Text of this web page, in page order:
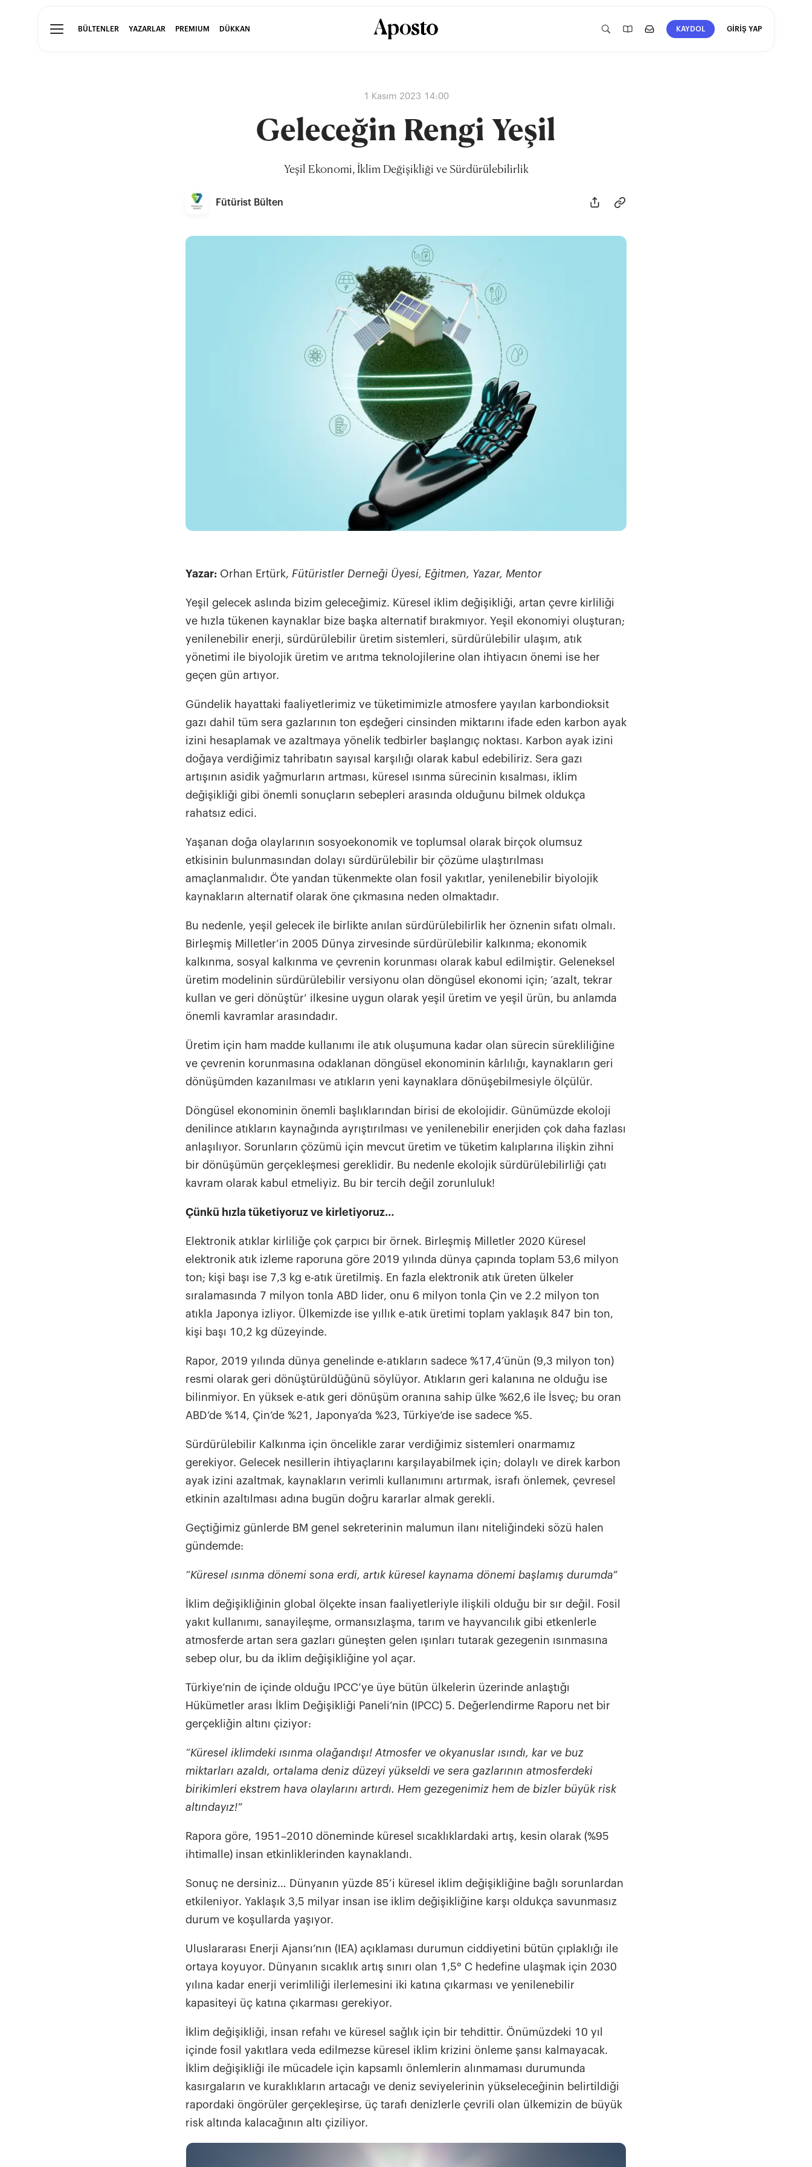
BÜLTENLER YAZARLAR PREMIUM DÜKKAN KAYDOL GİRİŞ YAP
1 Kasım 2023 14:00
Geleceğin Rengi Yeşil
Yeşil Ekonomi, İklim Değişikliği ve Sürdürülebilirlik
Fütürist Bülten
Yazar: Orhan Ertürk, Fütüristler Derneği Üyesi, Eğitmen, Yazar, Mentor
Yeşil gelecek aslında bizim geleceğimiz. Küresel iklim değişikliği, artan çevre kirliliği
ve hızla tükenen kaynaklar bize başka alternatif bırakmıyor. Yeşil ekonomiyi oluşturan;
yenilenebilir enerji, sürdürülebilir üretim sistemleri, sürdürülebilir ulaşım, atık
yönetimi ile biyolojik üretim ve arıtma teknolojilerine olan ihtiyacın önemi ise her
geçen gün artıyor.
Gündelik hayattaki faaliyetlerimiz ve tüketimimizle atmosfere yayılan karbondioksit
gazı dahil tüm sera gazlarının ton eşdeğeri cinsinden miktarını ifade eden karbon ayak
izini hesaplamak ve azaltmaya yönelik tedbirler başlangıç noktası. Karbon ayak izini
doğaya verdiğimiz tahribatın sayısal karşılığı olarak kabul edebiliriz. Sera gazı
artışının asidik yağmurların artması, küresel ısınma sürecinin kısalması, iklim
değişikliği gibi önemli sonuçların sebepleri arasında olduğunu bilmek oldukça
rahatsız edici.
Yaşanan doğa olaylarının sosyoekonomik ve toplumsal olarak birçok olumsuz
etkisinin bulunmasından dolayı sürdürülebilir bir çözüme ulaştırılması
amaçlanmalıdır. Öte yandan tükenmekte olan fosil yakıtlar, yenilenebilir biyolojik
kaynakların alternatif olarak öne çıkmasına neden olmaktadır.
Bu nedenle, yeşil gelecek ile birlikte anılan sürdürülebilirlik her öznenin sıfatı olmalı.
Birleşmiş Milletler’in 2005 Dünya zirvesinde sürdürülebilir kalkınma; ekonomik
kalkınma, sosyal kalkınma ve çevrenin korunması olarak kabul edilmiştir. Geleneksel
üretim modelinin sürdürülebilir versiyonu olan döngüsel ekonomi için; ‘azalt, tekrar
kullan ve geri dönüştür’ ilkesine uygun olarak yeşil üretim ve yeşil ürün, bu anlamda
önemli kavramlar arasındadır.
Üretim için ham madde kullanımı ile atık oluşumuna kadar olan sürecin sürekliliğine
ve çevrenin korunmasına odaklanan döngüsel ekonominin kârlılığı, kaynakların geri
dönüşümden kazanılması ve atıkların yeni kaynaklara dönüşebilmesiyle ölçülür.
Döngüsel ekonominin önemli başlıklarından birisi de ekolojidir. Günümüzde ekoloji
denilince atıkların kaynağında ayrıştırılması ve yenilenebilir enerjiden çok daha fazlası
anlaşılıyor. Sorunların çözümü için mevcut üretim ve tüketim kalıplarına ilişkin zihni
bir dönüşümün gerçekleşmesi gereklidir. Bu nedenle ekolojik sürdürülebilirliği çatı
kavram olarak kabul etmeliyiz. Bu bir tercih değil zorunluluk!
Çünkü hızla tüketiyoruz ve kirletiyoruz…
Elektronik atıklar kirliliğe çok çarpıcı bir örnek. Birleşmiş Milletler 2020 Küresel
elektronik atık izleme raporuna göre 2019 yılında dünya çapında toplam 53,6 milyon
ton; kişi başı ise 7,3 kg e-atık üretilmiş. En fazla elektronik atık üreten ülkeler
sıralamasında 7 milyon tonla ABD lider, onu 6 milyon tonla Çin ve 2.2 milyon ton
atıkla Japonya izliyor. Ülkemizde ise yıllık e-atık üretimi toplam yaklaşık 847 bin ton,
kişi başı 10,2 kg düzeyinde.
Rapor, 2019 yılında dünya genelinde e-atıkların sadece %17,4’ünün (9,3 milyon ton)
resmi olarak geri dönüştürüldüğünü söylüyor. Atıkların geri kalanına ne olduğu ise
bilinmiyor. En yüksek e-atık geri dönüşüm oranına sahip ülke %62,6 ile İsveç; bu oran
ABD’de %14, Çin’de %21, Japonya’da %23, Türkiye’de ise sadece %5.
Sürdürülebilir Kalkınma için öncelikle zarar verdiğimiz sistemleri onarmamız
gerekiyor. Gelecek nesillerin ihtiyaçlarını karşılayabilmek için; dolaylı ve direk karbon
ayak izini azaltmak, kaynakların verimli kullanımını artırmak, israfı önlemek, çevresel
etkinin azaltılması adına bugün doğru kararlar almak gerekli.
Geçtiğimiz günlerde BM genel sekreterinin malumun ilanı niteliğindeki sözü halen
gündemde:
“Küresel ısınma dönemi sona erdi, artık küresel kaynama dönemi başlamış durumda”
İklim değişikliğinin global ölçekte insan faaliyetleriyle ilişkili olduğu bir sır değil. Fosil
yakıt kullanımı, sanayileşme, ormansızlaşma, tarım ve hayvancılık gibi etkenlerle
atmosferde artan sera gazları güneşten gelen ışınları tutarak gezegenin ısınmasına
sebep olur, bu da iklim değişikliğine yol açar.
Türkiye’nin de içinde olduğu IPCC’ye üye bütün ülkelerin üzerinde anlaştığı
Hükümetler arası İklim Değişikliği Paneli’nin (IPCC) 5. Değerlendirme Raporu net bir
gerçekliğin altını çiziyor:
“Küresel iklimdeki ısınma olağandışı! Atmosfer ve okyanuslar ısındı, kar ve buz
miktarları azaldı, ortalama deniz düzeyi yükseldi ve sera gazlarının atmosferdeki
birikimleri ekstrem hava olaylarını artırdı. Hem gezegenimiz hem de bizler büyük risk
altındayız!”
Rapora göre, 1951–2010 döneminde küresel sıcaklıklardaki artış, kesin olarak (%95
ihtimalle) insan etkinliklerinden kaynaklandı.
Sonuç ne dersiniz… Dünyanın yüzde 85’i küresel iklim değişikliğine bağlı sorunlardan
etkileniyor. Yaklaşık 3,5 milyar insan ise iklim değişikliğine karşı oldukça savunmasız
durum ve koşullarda yaşıyor.
Uluslararası Enerji Ajansı’nın (IEA) açıklaması durumun ciddiyetini bütün çıplaklığı ile
ortaya koyuyor. Dünyanın sıcaklık artış sınırı olan 1,5° C hedefine ulaşmak için 2030
yılına kadar enerji verimliliği ilerlemesini iki katına çıkarması ve yenilenebilir
kapasiteyi üç katına çıkarması gerekiyor.
İklim değişikliği, insan refahı ve küresel sağlık için bir tehdittir. Önümüzdeki 10 yıl
içinde fosil yakıtlara veda edilmezse küresel iklim krizini önleme şansı kalmayacak.
İklim değişikliği ile mücadele için kapsamlı önlemlerin alınmaması durumunda
kasırgaların ve kuraklıkların artacağı ve deniz seviyelerinin yükseleceğinin belirtildiği
rapordaki öngörüler gerçekleşirse, üç tarafı denizlerle çevrili olan ülkemizin de büyük
risk altında kalacağının altı çiziliyor.